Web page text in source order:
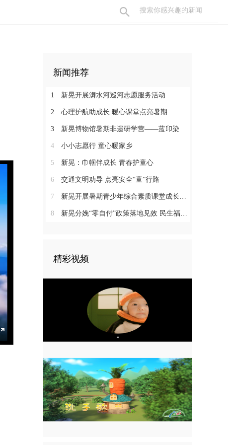
Enter
新闻推荐
1 新晃开展㵲水河巡河志愿服务活动
2 心理护航助成长 暖心课堂点亮暑期
3 新晃博物馆暑期非遗研学营——蓝印染
4 小小志愿行 童心暖家乡
5 新晃：巾帼伴成长 青春护童心
6 交通文明劝导 点亮安全“童”行路
7 新晃开展暑期青少年综合素质课堂成长营活动
8 新晃分娩“零自付”政策落地见效 民生福祉惠及育龄群众
精彩视频